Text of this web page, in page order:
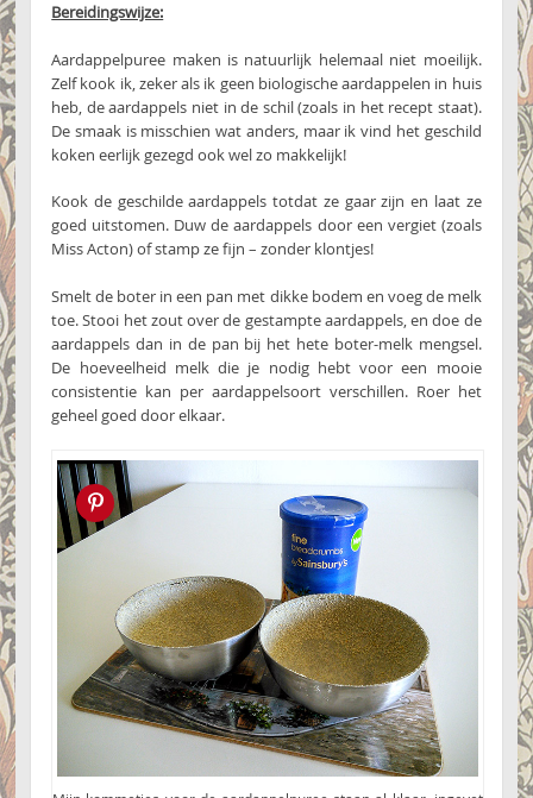
Bereidingswijze:
Aardappelpuree maken is natuurlijk helemaal niet moeilijk.
Zelf kook ik, zeker als ik geen biologische aardappelen in huis
heb, de aardappels niet in de schil (zoals in het recept staat).
De smaak is misschien wat anders, maar ik vind het geschild
koken eerlijk gezegd ook wel zo makkelijk!
Kook de geschilde aardappels totdat ze gaar zijn en laat ze
goed uitstomen. Duw de aardappels door een vergiet (zoals
Miss Acton) of stamp ze fijn – zonder klontjes!
Smelt de boter in een pan met dikke bodem en voeg de melk
toe. Stooi het zout over de gestampte aardappels, en doe de
aardappels dan in de pan bij het hete boter-melk mengsel.
De hoeveelheid melk die je nodig hebt voor een mooie
consistentie kan per aardappelsoort verschillen. Roer het
geheel goed door elkaar.
Pin this!